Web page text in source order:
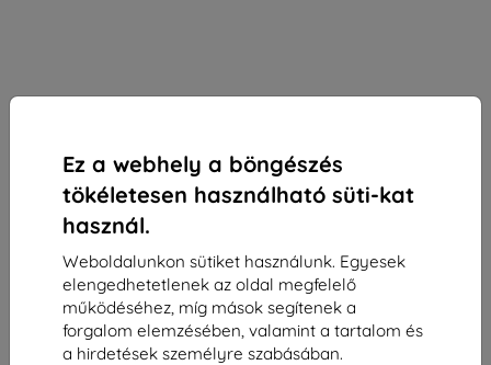
Ez a webhely a böngészés
tökéletesen használható süti-kat
használ.
Weboldalunkon sütiket használunk. Egyesek
elengedhetetlenek az oldal megfelelő
működéséhez, míg mások segítenek a
forgalom elemzésében, valamint a tartalom és
a hirdetések személyre szabásában.
3MK Fólia ARC Huawei Watch 3 Fullscreen Foil
(5903108406826)
Alkalmas: Huawei Watch 3
Leírás és specifikáció